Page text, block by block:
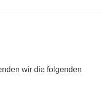
wir die folgenden